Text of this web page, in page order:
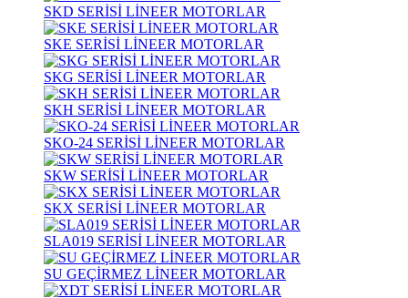
SKD SERİSİ LİNEER MOTORLAR
SKE SERİSİ LİNEER MOTORLAR
SKG SERİSİ LİNEER MOTORLAR
SKH SERİSİ LİNEER MOTORLAR
SKO-24 SERİSİ LİNEER MOTORLAR
SKW SERİSİ LİNEER MOTORLAR
SKX SERİSİ LİNEER MOTORLAR
SLA019 SERİSİ LİNEER MOTORLAR
SU GEÇİRMEZ LİNEER MOTORLAR